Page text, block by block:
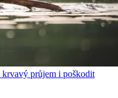
krvavý průjem i poškodit